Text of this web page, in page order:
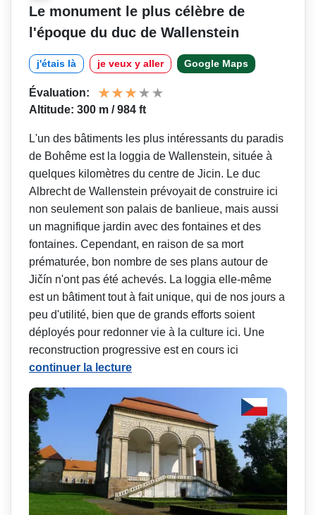
Le monument le plus célèbre de
l'époque du duc de Wallenstein
j'étais là je veux y aller Google Maps
Évaluation:
Altitude: 300 m / 984 ft
L'un des bâtiments les plus intéressants du paradis
de Bohême est la loggia de Wallenstein, située à
quelques kilomètres du centre de Jicin. Le duc
Albrecht de Wallenstein prévoyait de construire ici
non seulement son palais de banlieue, mais aussi
un magnifique jardin avec des fontaines et des
fontaines. Cependant, en raison de sa mort
prématurée, bon nombre de ses plans autour de
Jičín n'ont pas été achevés. La loggia elle-même
est un bâtiment tout à fait unique, qui de nos jours a
peu d'utilité, bien que de grands efforts soient
déployés pour redonner vie à la culture ici. Une
reconstruction progressive est en cours ici
continuer la lecture